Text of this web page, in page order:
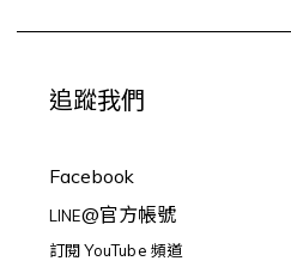
追蹤我們
Facebook
LINE@官方帳號
訂閱 YouTube 頻道